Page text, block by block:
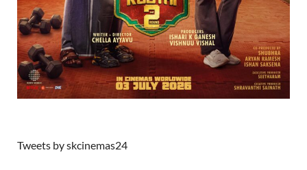
Tweets by skcinemas24